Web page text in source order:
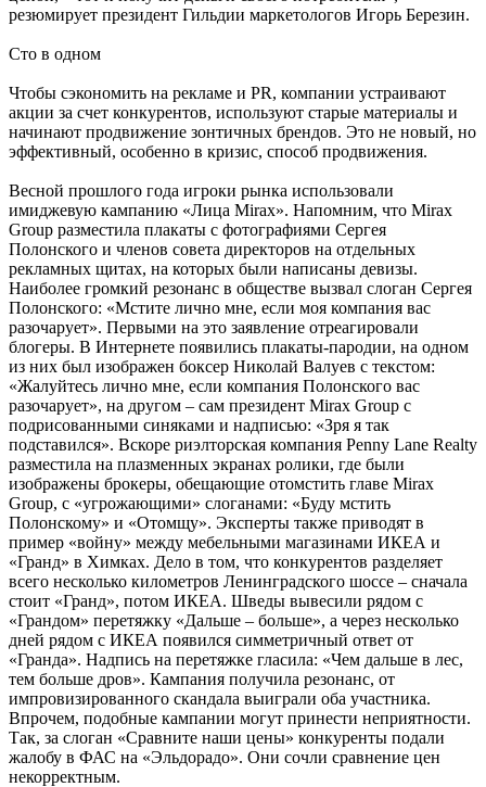
резюмирует президент Гильдии маркетологов Игорь Березин.
Сто в одном
Чтобы сэкономить на рекламе и PR, компании устраивают
акции за счет конкурентов, используют старые материалы и
начинают продвижение зонтичных брендов. Это не новый, но
эффективный, особенно в кризис, способ продвижения.
Весной прошлого года игроки рынка использовали
имиджевую кампанию «Лица Mirax». Напомним, что Mirax
Group разместила плакаты с фотографиями Сергея
Полонского и членов совета директоров на отдельных
рекламных щитах, на которых были написаны девизы.
Наиболее громкий резонанс в обществе вызвал слоган Сергея
Полонского: «Мстите лично мне, если моя компания вас
разочарует». Первыми на это заявление отреагировали
блогеры. В Интернете появились плакаты-пародии, на одном
из них был изображен боксер Николай Валуев с текстом:
«Жалуйтесь лично мне, если компания Полонского вас
разочарует», на другом – сам президент Mirax Group с
подрисованными синяками и надписью: «Зря я так
подставился». Вскоре риэлторская компания Penny Lane Realty
разместила на плазменных экранах ролики, где были
изображены брокеры, обещающие отомстить главе Mirax
Group, с «угрожающими» слоганами: «Буду мстить
Полонскому» и «Отомщу». Эксперты также приводят в
пример «войну» между мебельными магазинами ИКЕА и
«Гранд» в Химках. Дело в том, что конкурентов разделяет
всего несколько километров Ленинградского шоссе – сначала
стоит «Гранд», потом ИКЕА. Шведы вывесили рядом с
«Грандом» перетяжку «Дальше – больше», а через несколько
дней рядом с ИКЕА появился симметричный ответ от
«Гранда». Надпись на перетяжке гласила: «Чем дальше в лес,
тем больше дров». Кампания получила резонанс, от
импровизированного скандала выиграли оба участника.
Впрочем, подобные кампании могут принести неприятности.
Так, за слоган «Сравните наши цены» конкуренты подали
жалобу в ФАС на «Эльдорадо». Они сочли сравнение цен
некорректным.